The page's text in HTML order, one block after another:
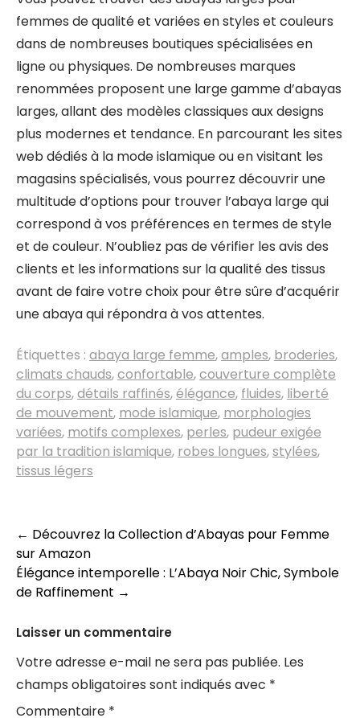
femmes de qualité et variées en styles et couleurs
dans de nombreuses boutiques spécialisées en
ligne ou physiques. De nombreuses marques
renommées proposent une large gamme d’abayas
larges, allant des modèles classiques aux designs
plus modernes et tendance. En parcourant les sites
web dédiés à la mode islamique ou en visitant les
magasins spécialisés, vous pourrez découvrir une
multitude d’options pour trouver l’abaya large qui
correspond à vos préférences en termes de style
et de couleur. N’oubliez pas de vérifier les avis des
clients et les informations sur la qualité des tissus
avant de faire votre choix pour être sûre d’acquérir
une abaya qui répondra à vos attentes.
Étiquettes : abaya large femme,amples, broderies,
climats chauds,confortable,couverture complète
du corps,détails raffinés,élégance, fluides, liberté
de mouvement, mode islamique, morphologies
variées, motifs complexes, perles, pudeur exigée
par la tradition islamique, robes longues,stylées,
tissus légers
Navigation
des
articles
← Découvrez la Collection d’Abayas pour Femme
sur Amazon
Élégance intemporelle : L’Abaya Noir Chic, Symbole
de Raffinement →
Laisser un commentaire
Votre adresse e-mail ne sera pas publiée. Les
champs obligatoires sont indiqués avec *
Commentaire *